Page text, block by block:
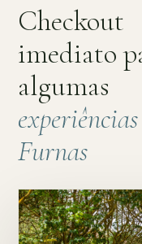
Checkout
imediato
algumas
Furnas